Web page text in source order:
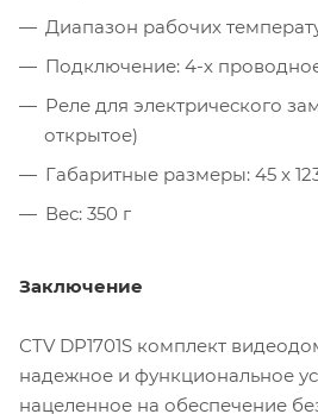
Диапазон рабочих
Подключение: 4-х
Реле для электрического
открытое)
Габаритные размеры: 45 x
Вес: 350 г
Заключение
СTV DP1701S комплект
надежное и функциональное
нацеленное на обеспечение